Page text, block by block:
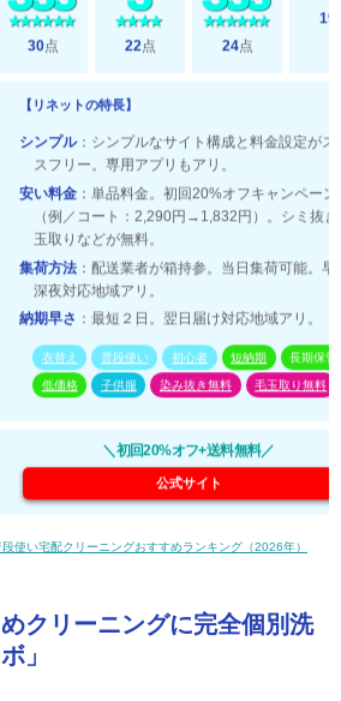
30点 22点 24点
19
【リネットの特長】
シンプル：シンプルなサイト構成と料金設定がス
スフリー。専用アプリもアリ。
安い料金 ：単品料金。初回20%オフキャンペーン
（例／コート：2,290円→1,832円）。シミ抜
玉取りなどが無料。
集荷方法 ：配送業者が箱持参。当日集荷可能。早
深夜対応地域アリ。
納期早さ ：最短２日。翌日届け対応地域アリ。
衣替え 普段使い 初心者 短納期 長期保管
低価格 子供服 染み抜き無料 毛玉取り無料
＼初回20%オフ+送料無料／
公式サイト
段使い宅配クリーニングおすすめランキング（2026年）
クリーニングに完全個別洗
」